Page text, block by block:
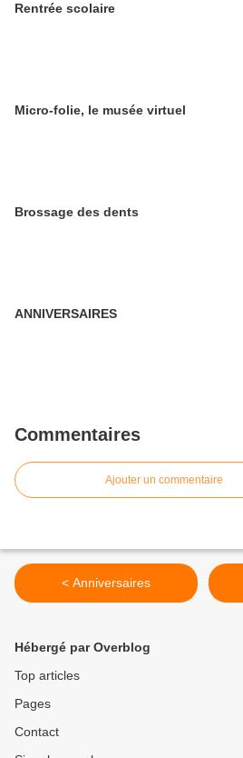
Rentrée scolaire
Micro-folie, le musée virtuel
Brossage des dents
ANNIVERSAIRES
Commentaires
Ajouter un commentaire
< Anniversaires
Hébergé par Overblog
Top articles
Pages
Contact